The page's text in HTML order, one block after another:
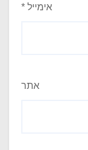
אימייל *
אתר